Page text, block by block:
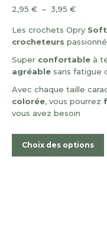
2,95 € – 3,95 €Plage
prix :
2,95 €
à
3,95 €
Les crochets Opry
crocheteurs
Super confortable à
agréable sans fatigue
Avec chaque taille
colorée, vous pourrez
vous avez besoin
Choix des options